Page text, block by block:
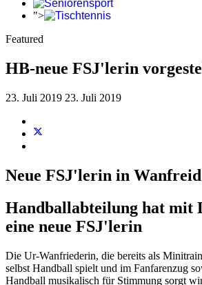
">
Featured
HB-neue FSJ'lerin
23. Juli 2019 23. Juli 2019
Neue FSJ'lerin in Wanfreid
Handballabteilung hat mit
eine neue FSJ'lerin
Die Ur-Wanfriederin, die bereits als
selbst Handball spielt und im Fanfarenzug
Handball musikalisch für Stimmung sorgt